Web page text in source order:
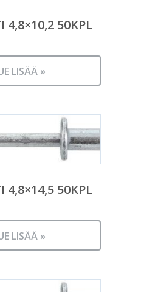
4,8×10,2 50KPL
LISÄÄ »
4,8×14,5 50KPL
LISÄÄ »